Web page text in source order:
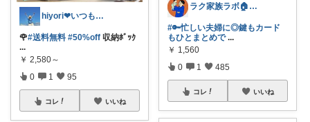
hiyori❤いつもありがとう♡感謝🌹
🌹#送料無料 #50%off 収納ﾎﾞｯｸ
...
￥ 2,580～
0 1 95
コレ いいね
ラク家族ラボ🏠️30代子育てパパルーム
#🔑忙しい夫婦に◎鍵もカード
もひとまとめで ...
￥ 1,560
0 1 485
コレ いいね